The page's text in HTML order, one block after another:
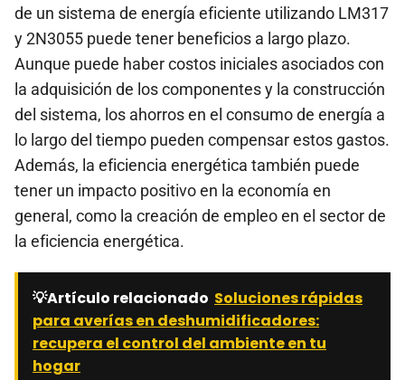
de un sistema de energía eficiente utilizando LM317
y 2N3055 puede tener beneficios a largo plazo.
Aunque puede haber costos iniciales asociados con
la adquisición de los componentes y la construcción
del sistema, los ahorros en el consumo de energía a
lo largo del tiempo pueden compensar estos gastos.
Además, la eficiencia energética también puede
tener un impacto positivo en la economía en
general, como la creación de empleo en el sector de
la eficiencia energética.
💡Artículo relacionado Soluciones rápidas
para averías en deshumidificadores:
recupera el control del ambiente en tu
hogar